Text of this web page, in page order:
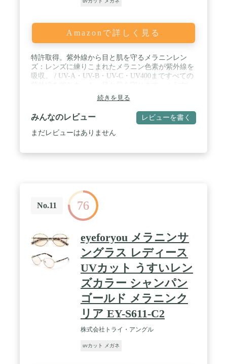
Amazonで詳しく見る
特許取得。紫外線から目と肌を守るメラニンレン
ズ：レンズに練りこまれたメラニン色素が紫外線を
吸収。 / UV-A・UV-B・UV-C・UV400まですべての
レンズはUV対策に最適：透明レンズでもUV99％カ
ット。レンズの奥の目がしっかり見えてサングラス
特有の威圧感がありません。 / ブルーライトカット
で見る物がくっきり：散乱しやすいブルーライトを
カットすることで視界がより鮮明に。パソコンやス
続きを見る
みんなのレビュー レビューを書く
まだレビューはありません
No.11 76
eyeforyou メラニンサ
ングラス レディース
UVカット うすいレン
ズカラー シャンパン
ゴールド メラニンク
リア EY-S611-C2
株式会社トライ・アングル
uvカット メガネ